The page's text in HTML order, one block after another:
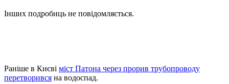
Інших подробиць не повідомляється.
Раніше в Києві міст Патона через прорив трубопроводу
перетворився на водоспад.